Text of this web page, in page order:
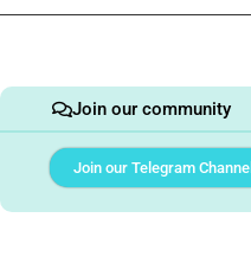
Join our community
Join our Telegram Channel